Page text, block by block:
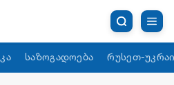
საზოგადოება რუსეთ-